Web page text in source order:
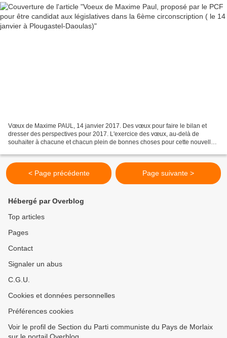
Vœux de Maxime PAUL, 14 janvier 2017. Des vœux pour faire le bilan et
dresser des perspectives pour 2017. L'exercice des vœux, au-delà de
souhaiter à chacune et chacun plein de bonnes choses pour cette nouvelle
< Page précédente Page suivante >
Hébergé par Overblog
Top articles
Pages
Contact
Signaler un abus
C.G.U.
Cookies et données personnelles
Préférences cookies
Voir le profil de Section du Parti communiste du Pays de Morlaix